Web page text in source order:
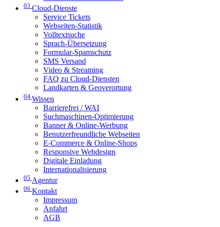
03 Cloud-Dienste
Service Tickets
Webseiten-Statistik
Volltextsuche
Sprach-Übersetzung
Formular-Spamschutz
SMS Versand
Video & Streaming
FAQ zu Cloud-Diensten
Landkarten & Geoverortung
04 Wissen
Barrierefrei / WAI
Suchmaschinen-Optimierung
Banner & Online-Werbung
Benutzerfreundliche Webseiten
E-Commerce & Online-Shops
Responsive Webdesign
Digitale Einladung
Internationalisierung
05 Agentur
06 Kontakt
Impressum
Anfahrt
AGB